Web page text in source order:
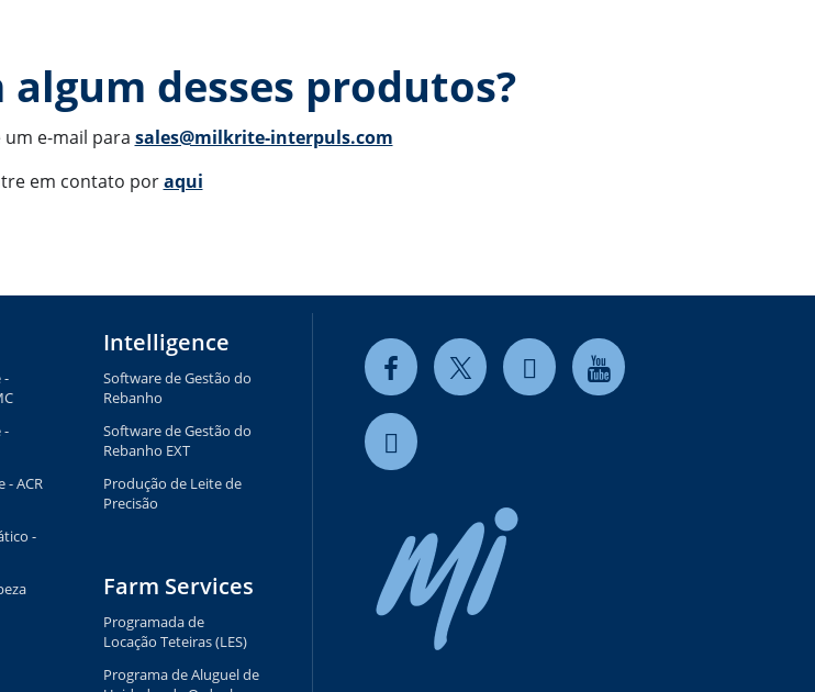
desses produtos?
e-mail para sales@milkrite-interpuls.com
em contato por aqui
-
-
- ACR
-
Intelligence
Software de Gestão do
Rebanho
Software de Gestão do
Rebanho EXT
Produção de Leite de
Precisão
Farm Services
Programada de
Locação Teteiras (LES)
Programa de Aluguel de